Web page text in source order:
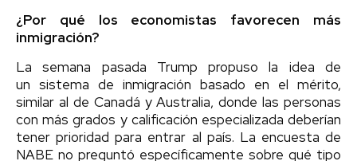
¿Por qué los economistas favorecen más
inmigración?
La semana pasada Trump propuso la idea de
un sistema de inmigración basado en el mérito,
similar al de Canadá y Australia, donde las personas
con más grados y calificación especializada deberían
tener prioridad para entrar al país. La encuesta de
NABE no preguntó específicamente sobre qué tipo